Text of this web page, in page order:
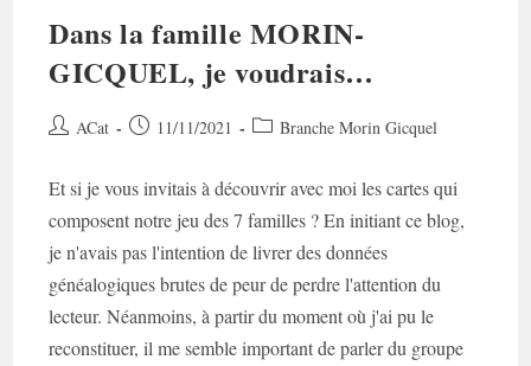
Dans la famille MORIN-
GICQUEL, je voudrais…
Auteur/autrice
publication :
ACat
Post 11/11/2021
PostBranche Morin Gicquel
Et si je vous invitais à découvrir avec moi les cartes qui
composent notre jeu des 7 familles ? En initiant ce blog,
je n'avais pas l'intention de livrer des données
généalogiques brutes de peur de perdre l'attention du
lecteur. Néanmoins, à partir du moment où j'ai pu le
reconstituer, il me semble important de parler du groupe